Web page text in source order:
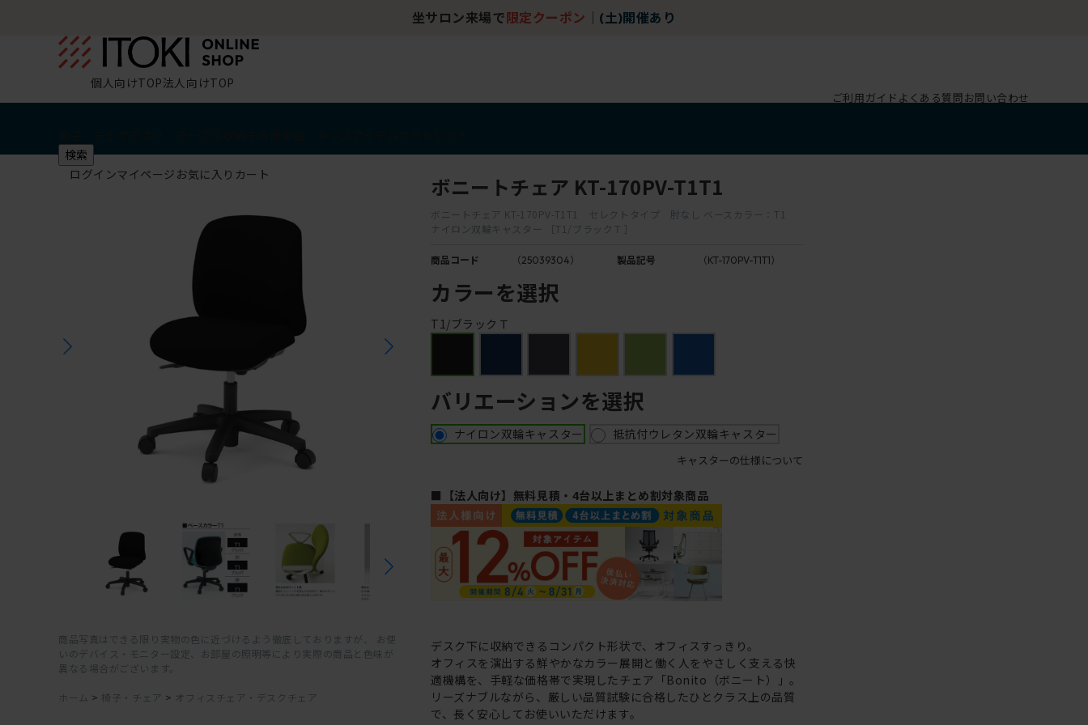
坐サロン来場で 限定クーポン (土)開催あり
個人向けTOP法人向けTOP
ご利用ガイド よくある質問お問い合わせ
検索
ログインマイページ お気に入り カート
商品写真はできる限り実物の色に近づけるよう徹底しておりますが、 お使
いのデバイス・モニター設定、お部屋の照明等により実際の商品と色味が
異なる場合がございます。
ホーム > 椅子・チェア > オフィスチェア・デスクチェア
ボニートチェア KT-170PV-T1T1
ボニートチェア KT-170PV-T1T1 セレクトタイプ 肘なし ベースカラー：T1
ナイロン双輪キャスター ［T1/ブラックＴ］
商品コード （25039304） 製品記号 （KT-170PV-T1T1）
カラーを選択
T1/ブラックＴ
バリエーションを選択
ナイロン双輪キャスター 抵抗付ウレタン双輪キャスター
キャスターの仕様について
■【法人向け】無料見積・4台以上まとめ割対象商品
デスク下に収納できるコンパクト形状で、オフィスすっきり。
オフィスを演出する鮮やかなカラー展開と働く人をやさしく支える快
適機構を、手軽な価格帯で実現したチェア「Bonito（ボニート）」。
リーズナブルながら、厳しい品質試験に合格したひとクラス上の品質
で、長く安心してお使いいただけます。